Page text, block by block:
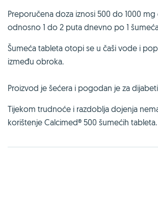
Preporučena doza iznosi 500 do 1000
odnosno 1 do 2 puta dnevno po 1
Šumeća tableta otopi se u čaši vode i
između obroka.
Proizvod je šećera i pogodan je za
Tijekom trudnoće i razdoblja dojenja
korištenje Calcimed® 500 šumećih tableta.